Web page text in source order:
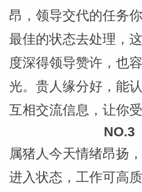
网
昂，领导交代的任务
最佳的状态去处理，
度深得领导赞许，也
光。贵人缘分好，能
互相交流信息，让你受
NO.3
属猪人今天情绪昂扬
进入状态，工作可高